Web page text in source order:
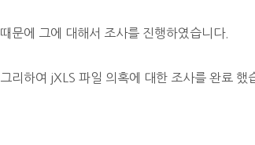
때문에 그에 대해서 조사를 진행하였습니다.
그리하여 jXLS 파일 의혹에 대한 조사를 완료 했